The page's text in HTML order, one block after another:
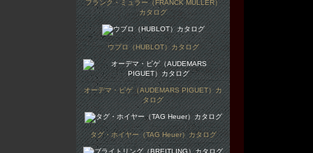
フランク・ミュラー（FRANCK MULLER）
カタログ
ウブロ（HUBLOT）カタログ
オーデマ・ピゲ（AUDEMARS PIGUET）カ
タログ
タグ・ホイヤー（TAG Heuer）カタログ